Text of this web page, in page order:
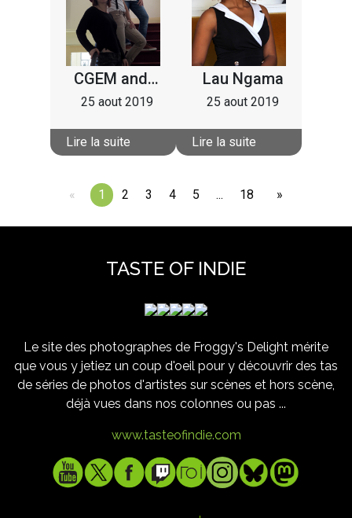
CGEM and the Red Moon Orchestra
25 aout 2019
Lire la suite
Lau Ngama
25 aout 2019
Lire la suite
pageYou're
1 page
2 page
3 page
4 page
5 page
... page
18 page
TASTE OF INDIE
Le site des photographes de Froggy's Delight mérite
que vous y jetiez un coup d'oeil pour y découvrir des tas
de séries de photos d'artistes sur scènes et hors scène,
déjà vues dans nos colonnes ou pas ...
www.tasteofindie.com